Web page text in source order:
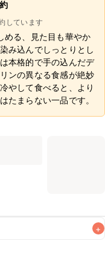
しています
める、見た目も華やか
み込んでしっとりとし
本格的で手の込んだデ
ンの異なる食感が絶妙
やして食べると、より
たまらない一品です。
+
べくお早めにお召